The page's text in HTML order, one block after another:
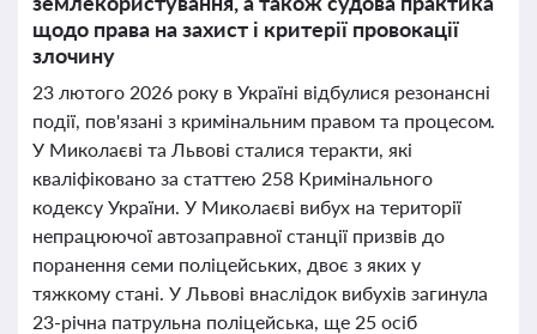
щодо права на захист і критерії провокації
злочину
23 лютого 2026 року в Україні відбулися резонансні
події, пов'язані з кримінальним правом та процесом.
У Миколаєві та Львові сталися теракти, які
кваліфіковано за статтею 258 Кримінального
кодексу України. У Миколаєві вибух на території
непрацюючої автозаправної станції призвів до
поранення семи поліцейських, двоє з яких у
тяжкому стані. У Львові внаслідок вибухів загинула
23-річна патрульна поліцейська, ще 25 осіб